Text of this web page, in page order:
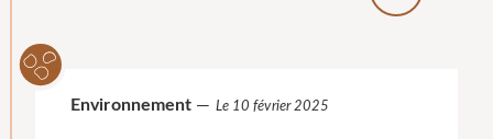
Environnement — Le 10 février 2025